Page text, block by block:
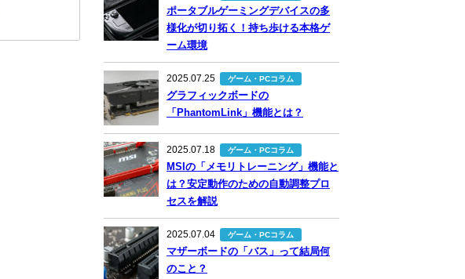
ポータブルゲーミングデバイスの多
様化が切り拓く！持ち歩ける本格ゲ
ーム環境
2025.07.25 ゲーム・PCコラム
グラフィックボードの
「PhantomLink」機能とは？
2025.07.18 ゲーム・PCコラム
MSIの「メモリトレーニング」機能と
は？安定動作のための自動調整プロ
セスを解説
2025.07.04 ゲーム・PCコラム
マザーボードの「バス」って結局何
のこと？